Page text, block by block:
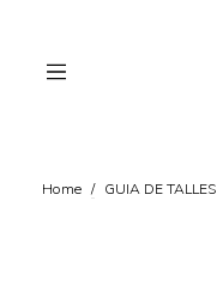
Home / GUIA DE TALLES